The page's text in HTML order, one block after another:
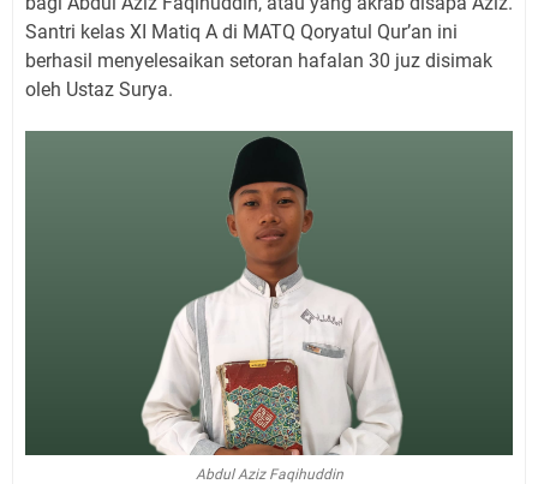
Santri kelas XI Matiq A di MATQ Qoryatul Qur’an ini
berhasil menyelesaikan setoran hafalan 30 juz disimak
oleh Ustaz Surya.
Abdul Aziz Faqihuddin